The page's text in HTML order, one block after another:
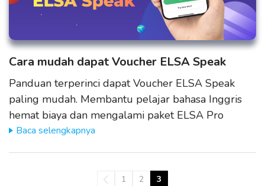
Cara mudah dapat Voucher ELSA Speak
Panduan terperinci dapat Voucher ELSA Speak
paling mudah. Membantu pelajar bahasa Inggris
hemat biaya dan mengalami paket ELSA Pro
Baca selengkapnya
1 2 3